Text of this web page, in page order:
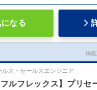
なる
掲
ルス・セールスエンジニア
フルフレックス】プリセ